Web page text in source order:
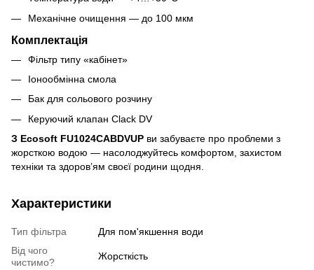
Механічне очищення — до 100 мкм
Комплектація
Фільтр типу «кабінет»
Іонообмінна смола
Бак для сольового розчину
Керуючий клапан Clack DV
З Ecosoft FU1024CABDVUP ви забуваєте про проблеми з
жорсткою водою — насолоджуйтесь комфортом, захистом
техніки та здоров’ям своєї родини щодня.
Характеристики
Тип фільтра
Для пом'якшення води
Від чого
чистимо?
Жорсткість